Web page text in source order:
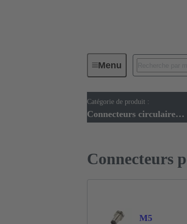
Menu
Catégorie de produit :
Connecteurs circulaires métriques
Connecteurs circulaires
Connecteurs
M5